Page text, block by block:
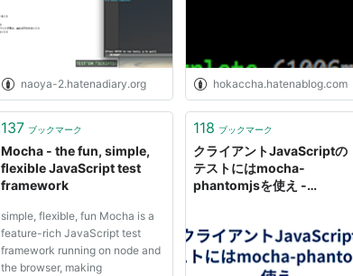
naoya-2.hatenadiary.org hokaccha.hatenablog.com
137 ブックマーク
Mocha - the fun, simple,
flexible JavaScript test
framework
simple, flexible, fun Mocha is a
feature-rich JavaScript test
framework running on node and
the browser, making
118 ブックマーク
クライアントJavaScriptの
テストにはmocha-
phantomjsを使え -